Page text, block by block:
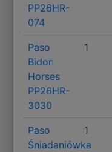
PP26HR-
074
Paso
Bidon
Horses
PP26HR-
3030
1
Paso
Śniadaniówka
1